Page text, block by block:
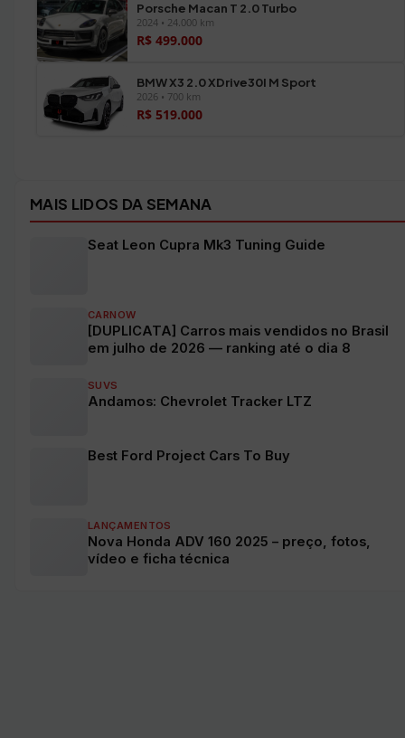
Porsche Macan T 2.0 Turbo
2024 • 24.000 km
R$ 499.000
BMW X3 2.0 XDrive30I M Sport
2026 • 700 km
R$ 519.000
MAIS LIDOS DA SEMANA
Seat Leon Cupra Mk3 Tuning Guide
CARNOW
[DUPLICATA] Carros mais vendidos no Brasil
em julho de 2026 — ranking até o dia 8
SUVS
Andamos: Chevrolet Tracker LTZ
Best Ford Project Cars To Buy
LANÇAMENTOS
Nova Honda ADV 160 2025 – preço, fotos,
vídeo e ficha técnica